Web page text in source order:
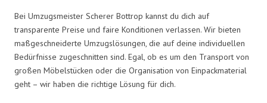
Bei Umzugsmeister Scherer Bottrop kannst du dich auf
transparente Preise und faire Konditionen verlassen. Wir bieten
maßgeschneiderte Umzugslösungen, die auf deine individuellen
Bedürfnisse zugeschnitten sind. Egal, ob es um den Transport von
großen Möbelstücken oder die Organisation von Einpackmaterial
geht – wir haben die richtige Lösung für dich.